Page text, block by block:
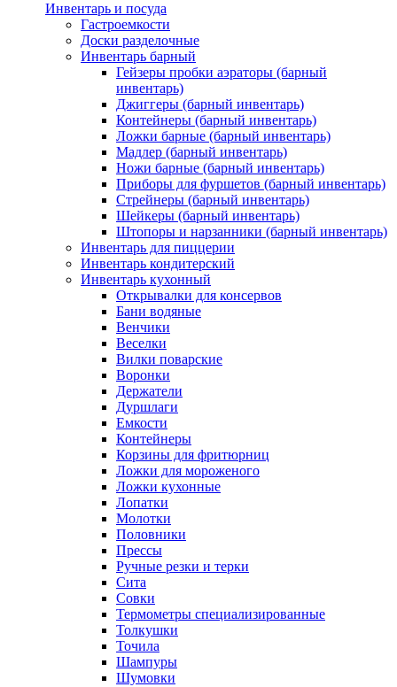
Инвентарь и посуда
Гастроемкости
Доски разделочные
Инвентарь барный
Гейзеры пробки аэраторы (барный
инвентарь)
Джиггеры (барный инвентарь)
Контейнеры (барный инвентарь)
Ложки барные (барный инвентарь)
Мадлер (барный инвентарь)
Ножи барные (барный инвентарь)
Приборы для фуршетов (барный инвентарь)
Стрейнеры (барный инвентарь)
Шейкеры (барный инвентарь)
Штопоры и нарзанники (барный инвентарь)
Инвентарь для пиццерии
Инвентарь кондитерский
Инвентарь кухонный
Открывалки для консервов
Бани водяные
Венчики
Веселки
Вилки поварские
Воронки
Держатели
Дуршлаги
Емкости
Контейнеры
Корзины для фритюрниц
Ложки для мороженого
Ложки кухонные
Лопатки
Молотки
Половники
Прессы
Ручные резки и терки
Сита
Совки
Термометры специализированные
Толкушки
Точила
Шампуры
Шумовки